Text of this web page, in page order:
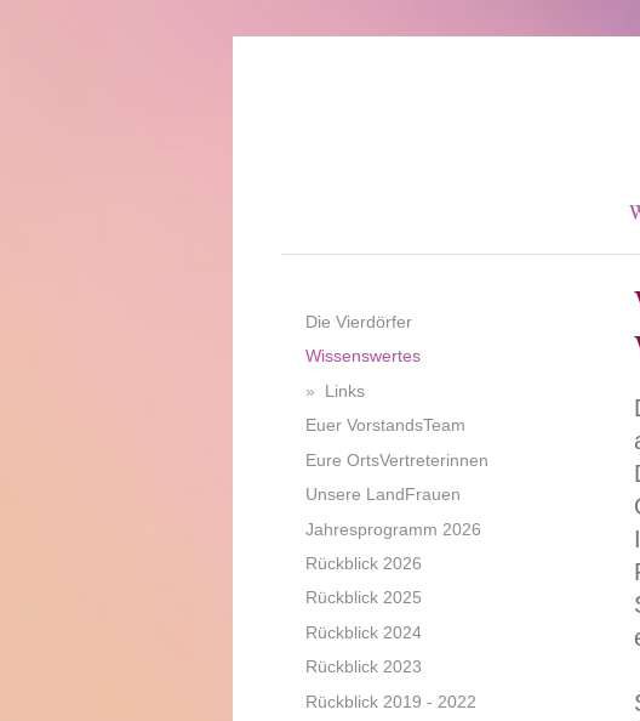
Die Vierdörfer
Wissenswertes
Links
Euer VorstandsTeam
Eure OrtsVertreterinnen
Unsere LandFrauen
Jahresprogramm 2026
Rückblick 2026
Rückblick 2025
Rückblick 2024
Rückblick 2023
Rückblick 2019 - 2022